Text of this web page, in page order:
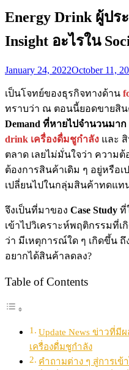
Energy Drink ผู้ปร
Insight อะไรใน
January 24, 2022October 11,
เป็นโจทย์ของธุรกิจทางด้าน
ทราบว่า ณ ตอนนี้ยอดขายสิ
Demand ที่หายไปจำนวนมาก
drink เครื่องดื่มชูกำลัง และ
ตลาด เลยไม่มั่นใจว่า ความ
ต้องการสินค้าเดิม ๆ อยู่หรือ
เปลี่ยนไปในกลุ่มสินค้าทดแท
จึงเป็นที่มาของ Case Study ที่
เข้าไปวิเคราะห์พฤติกรรมที่
ว่า มีเหตุการณ์ใด ๆ เกิดขึ้น
อยากได้สินค้าลดลง?
Table of Contents
Update News ข่าวที่
เครื่องดื่มชูกำลัง
คำถามต่าง ๆ สู่การเข้